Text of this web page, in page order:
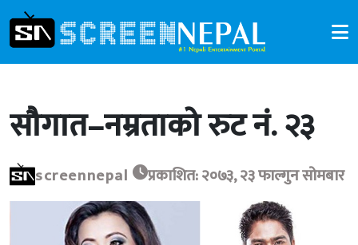
सौगात–नम्रताको रुट नं. २३
screennepal प्रकाशित: २०७३, २३ फाल्गुन सोमबार